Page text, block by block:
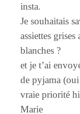
insta.
Je souhaitais
assiettes
blanches ?
et je t’ai
de pyjama
vraie priorité
Marie